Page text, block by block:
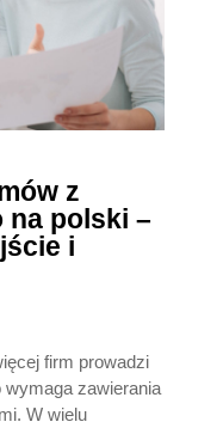
z
na polski –
i
firm prowadzi
wymaga zawierania
W wielu